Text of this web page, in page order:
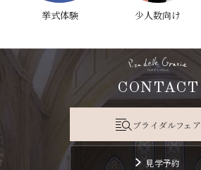
挙式体験 少人数向け
CONTACT
ブライダルフェア
見学予約